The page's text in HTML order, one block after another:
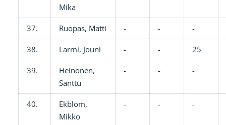
Mika
37. Ruopas, Matti - - -
38. Larmi, Jouni - - 25
39.
Heinonen,
Santtu
- - -
40.
Ekblom,
Mikko
- - -